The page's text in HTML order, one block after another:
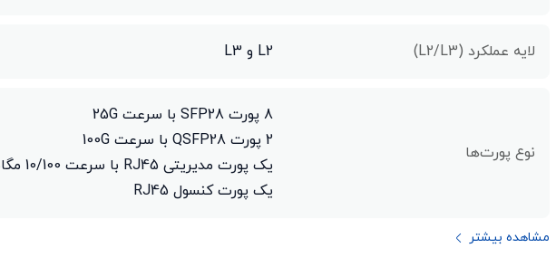
لایه عملکرد (L2/L3) L2 و L3
نوع پورت‌ها
8 پورت SFP28 با سرعت 25G
2 پورت QSFP28 با سرعت 100G
یک پورت مدیریتی RJ45 با سرعت 10/100 مگابیت بر ثانیه
یک پورت کنسول RJ45
مشاهده بیشتر